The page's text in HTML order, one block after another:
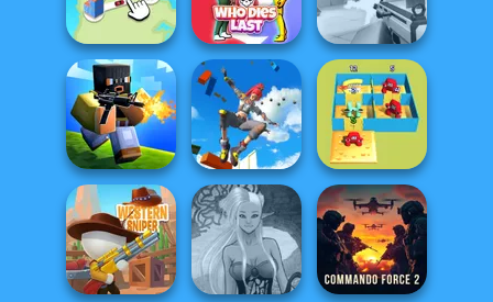
Sniper Clash 3D
Avenger Guard
Airport Clash 3D
Veck.io
Who Dies Last
State Connect
Alphabet Lore
Maze
Only Up 3D
Parkour Go
Ascend
Poxel.io